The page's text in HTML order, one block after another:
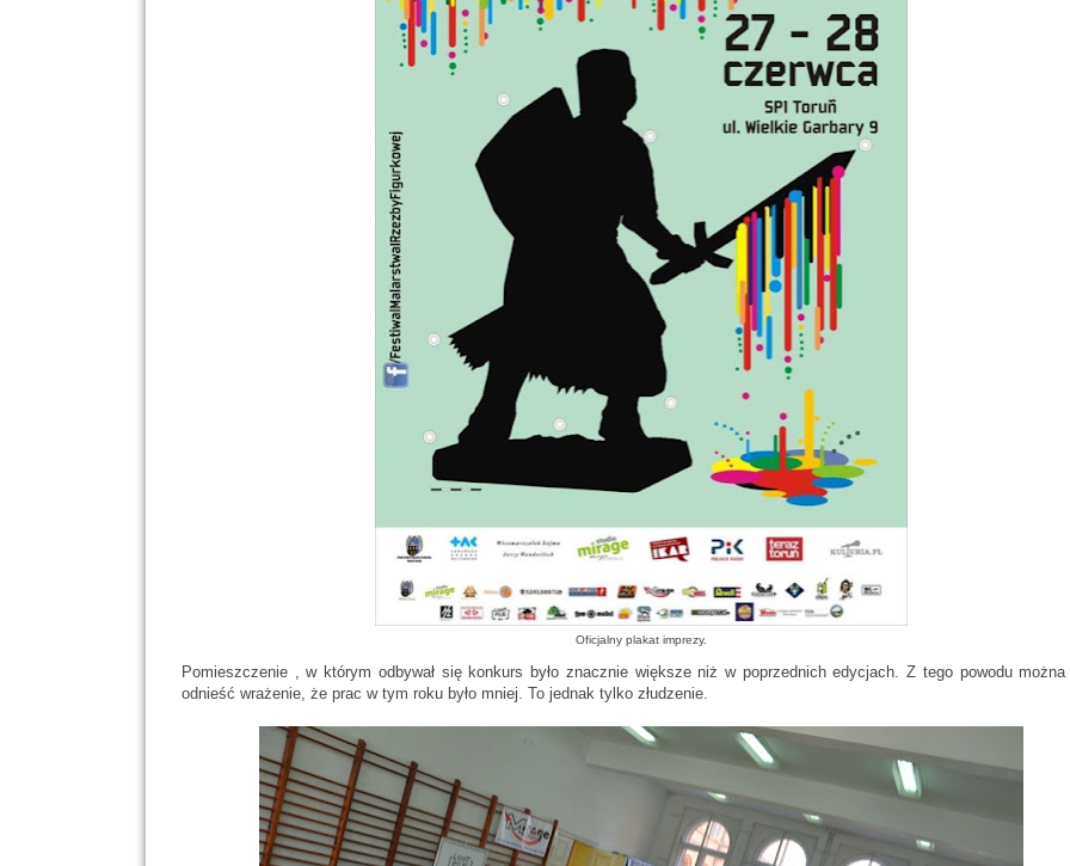
Oficjalny plakat imprezy.
Pomieszczenie , w którym odbywał się konkurs było znacznie większe niż w poprzednich edycjach. Z tego powodu można
odnieść wrażenie, że prac w tym roku było mniej. To jednak tylko złudzenie.